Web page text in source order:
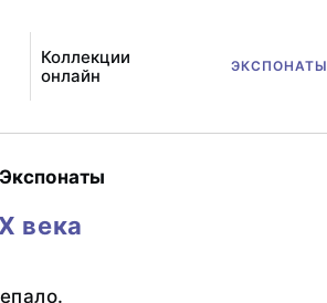
Коллекции
онлайн
ЭКСПОНАТЫ
Экспонаты
века